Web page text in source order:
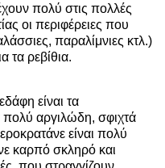
πολύ στις πολλές
οι περιφέρειες που
παραλίμνιες κτλ.)
τα ρεβίθια.
είναι τα
πολύ αργιλώδη, σφιχτά
είναι πολύ
καρπό σκληρό και